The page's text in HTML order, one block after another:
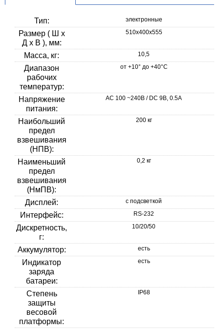
Тип: электронные
Размер ( Ш x
Д x В ), мм:
510х400х555
Масса, кг: 10,5
Диапазон
рабочих
температур:
от +10° до +40°C
Напряжение
питания:
AC 100 ~240В / DC 9В, 0.5A
Наибольший
предел
взвешивания
(НПВ):
200 кг
Наименьший
предел
взвешивания
(НмПВ):
0,2 кг
Дисплей: с подсветкой
Интерфейс: RS-232
Дискретность,
г:
10/20/50
Аккумулятор: есть
Индикатор
заряда
батареи:
есть
Степень
защиты
весовой
платформы:
IP68